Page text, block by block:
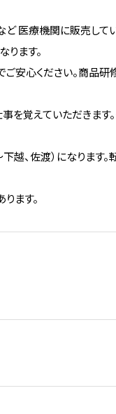
医療機関に販売して
ります。
安心ください。商品
を覚えていただきます
越、佐渡）になります
ます。